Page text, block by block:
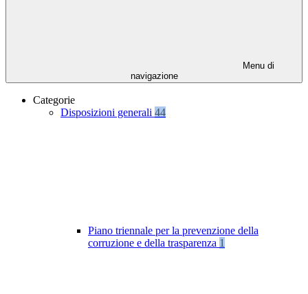
Menu di
navigazione
Categorie
Disposizioni generali 44
Piano triennale per la prevenzione della
corruzione e della trasparenza 1